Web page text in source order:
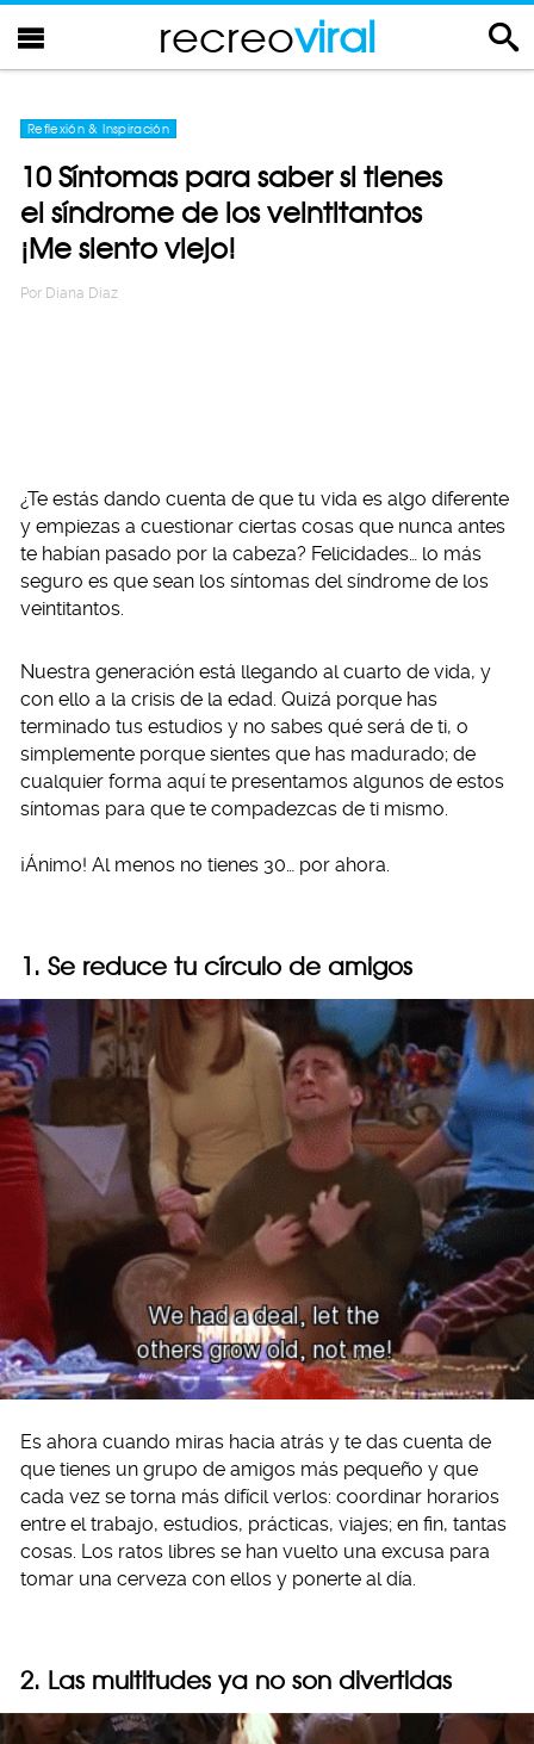
recreoviral
Reflexión & Inspiración
10 Síntomas para saber si tienes
el síndrome de los veintitantos
¡Me siento viejo!
Por Diana Diaz
¿Te estás dando cuenta de que tu vida es algo diferente
y empiezas a cuestionar ciertas cosas que nunca antes
te habían pasado por la cabeza? Felicidades… lo más
seguro es que sean los síntomas del síndrome de los
veintitantos.
Nuestra generación está llegando al cuarto de vida, y
con ello a la crisis de la edad. Quizá porque has
terminado tus estudios y no sabes qué será de ti, o
simplemente porque sientes que has madurado; de
cualquier forma aquí te presentamos algunos de estos
síntomas para que te compadezcas de ti mismo.
¡Ánimo! Al menos no tienes 30… por ahora.
1. Se reduce tu círculo de amigos
Es ahora cuando miras hacia atrás y te das cuenta de
que tienes un grupo de amigos más pequeño y que
cada vez se torna más difícil verlos: coordinar horarios
entre el trabajo, estudios, prácticas, viajes; en fin, tantas
cosas. Los ratos libres se han vuelto una excusa para
tomar una cerveza con ellos y ponerte al día.
2. Las multitudes ya no son divertidas